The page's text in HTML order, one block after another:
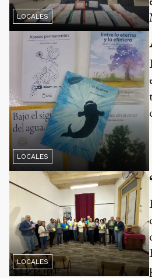
LOCALES
LOCALES
LOCALES